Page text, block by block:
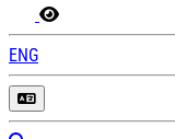
ENG